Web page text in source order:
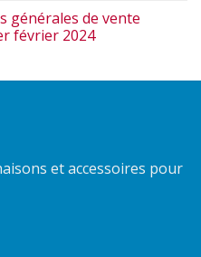
générales de vente
février 2024
et accessoires pour